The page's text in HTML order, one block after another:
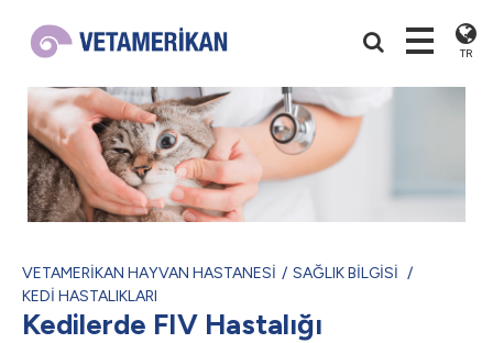
TR
VETAMERİKAN HAYVAN HASTANESİ
SAĞLIK BİLGİSİ
KEDİ HASTALIKLARI
Kedilerde FIV Hastalığı